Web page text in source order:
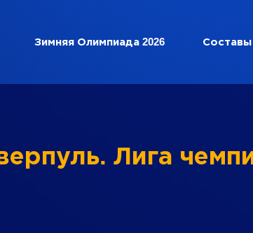
Зимняя Олимпиада 2026 Составы
Лига